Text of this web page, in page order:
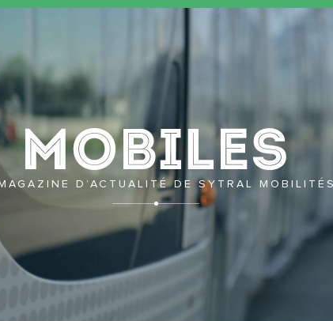
D’ACTUALITÉ DE SYTRAL MOBILITÉS